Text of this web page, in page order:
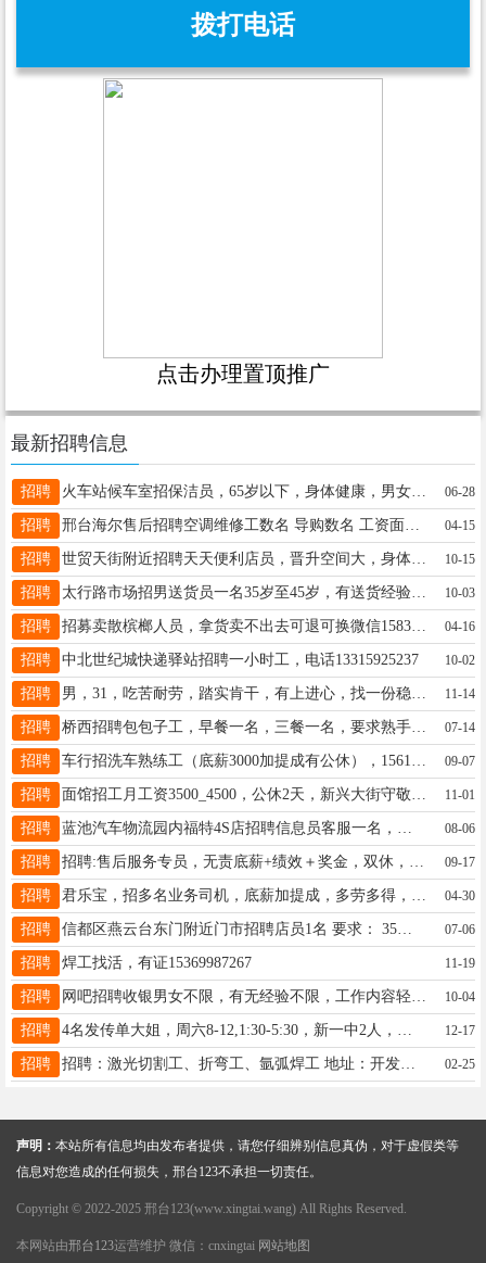
拨打电话
点击办理置顶推广
最新招聘信息
招聘 火车站候车室招保洁员，65岁以下，身体健康，男女不限，电话13292179871 06-28
招聘 04-15
招聘 世贸天街附近招聘天天便利店员，晋升空间大，身体健康，有相关工作经验优先，电话13333091309，。 10-15
招聘 太行路市场招男送货员一名35岁至45岁，有送货经验优先。工资4500一5000元。联系电话13031927622 10-03
招聘 招募卖散槟榔人员，拿货卖不出去可退可换微信15832959059电话16768081444 04-16
招聘 中北世纪城快递驿站招聘一小时工，电话13315925237 10-02
招聘 11-14
招聘 桥西招聘包包子工，早餐一名，三餐一名，要求熟手，女性，踏实能干，待遇面议，有意者联系15028878283！ 07-14
招聘 09-07
招聘 11-01
招聘 08-06
招聘 09-17
招聘 04-30
招聘 信都区燕云台东门附近门市招聘店员1名 要求： 35岁以下，会开车，待遇面议联系电话：15097988816 07-06
招聘 焊工找活，有证15369987267 11-19
招聘 10-04
招聘 12-17
招聘 招聘：激光切割工、折弯工、氩弧焊工 地址：开发区南环建业路 电话：15933698666 02-25
声明： 本站所有信息均由发布者提供，请您仔细辨别信息真伪，对于虚假类等
信息对您造成的任何损失，邢台123不承担一切责任。
Copyright © 2022-2025 邢台123(www.xingtai.wang) All Rights Reserved.
本网站由邢台123运营维护 微信：cnxingtai 网站地图